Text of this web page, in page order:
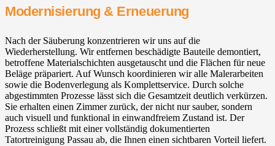
Modernisierung & Erneuerung
Nach der Säuberung konzentrieren wir uns auf die
Wiederherstellung. Wir entfernen beschädigte Bauteile demontiert,
betroffene Materialschichten ausgetauscht und die Flächen für neue
Beläge präpariert. Auf Wunsch koordinieren wir alle Malerarbeiten
sowie die Bodenverlegung als Komplettservice. Durch solche
abgestimmten Prozesse lässt sich die Gesamtzeit deutlich verkürzen.
Sie erhalten einen Zimmer zurück, der nicht nur sauber, sondern
auch visuell und funktional in einwandfreiem Zustand ist. Der
Prozess schließt mit einer vollständig dokumentierten
Tatortreinigung Passau ab, die Ihnen einen sichtbaren Vorteil liefert.